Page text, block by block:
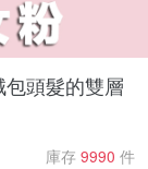
頭髮的雙層
庫存 9990 件